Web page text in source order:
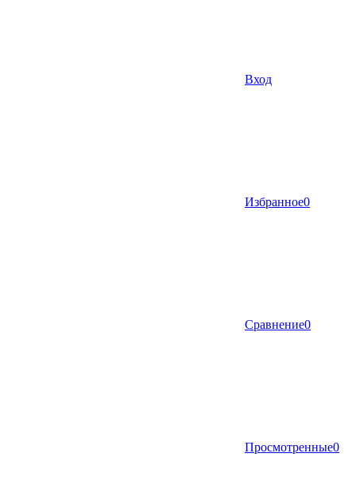
Вход
Избранное0
Сравнение0
Просмотренные0